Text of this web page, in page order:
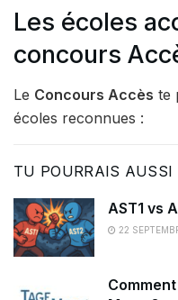
Les écoles
concours
Le Concours Accès te
écoles reconnues :
TU POURRAIS AUSSI
AST1 vs
22